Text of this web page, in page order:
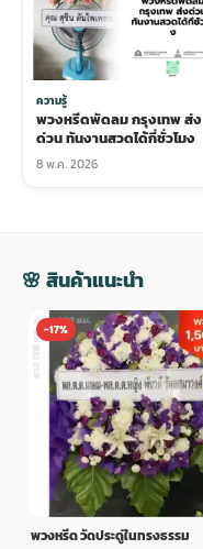
ความรู้
พวงหรีดพัดลม กรุงเทพ ส่ง
ด่วน ทันงานสวดได้กี่ชั่วโมง
8 พ.ค. 2026
🌸 สินค้าแนะนำ
-17%
พวงหรีด วัดประดู่ในทรงธรรม